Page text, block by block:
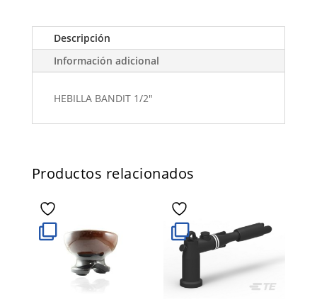
Descripción
Información adicional
HEBILLA BANDIT 1/2"
Productos relacionados